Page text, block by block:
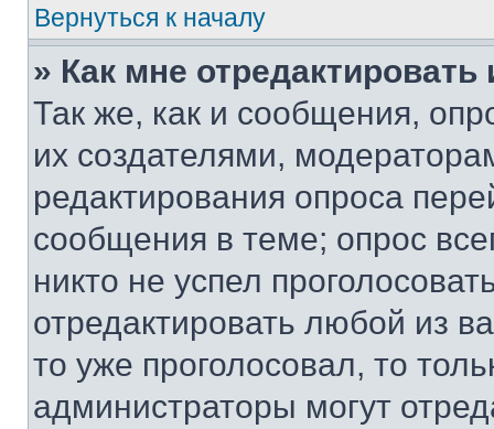
Вернуться к началу
» Как мне
Так же, как и сообщения,
их создателями,
редактирования опроса
сообщения в теме; опрос
никто не успел
отредактировать любой из
то уже проголосовал, то
администраторы могут